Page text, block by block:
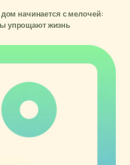
начинается с мелочей:
упрощают жизнь